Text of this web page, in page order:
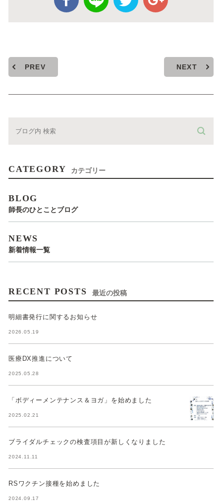
PREV NEXT
CATEGORY カテゴリー
BLOG
師長のひとことブログ
NEWS
新着情報一覧
RECENT POSTS 最近の投稿
明細書発行に関するお知らせ
2026.05.19
医療DX推進について
2025.05.28
「ボディーメンテナンス＆ヨガ」を始めました
2025.02.21
ブライダルチェックの検査項目が新しくなりました
2024.11.11
RSワクチン接種を始めました
2024.09.17